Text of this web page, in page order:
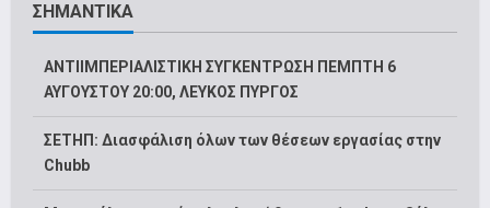
ΣΗΜΑΝΤΙΚΑ
ΑΝΤΙΙΜΠΕΡΙΑΛΙΣΤΙΚΗ ΣΥΓΚΕΝΤΡΩΣΗ ΠΕΜΠΤΗ 6
ΑΥΓΟΥΣΤΟΥ 20:00, ΛΕΥΚΟΣ ΠΥΡΓΟΣ
ΣΕΤΗΠ: Διασφάλιση όλων των θέσεων εργασίας στην
Chubb